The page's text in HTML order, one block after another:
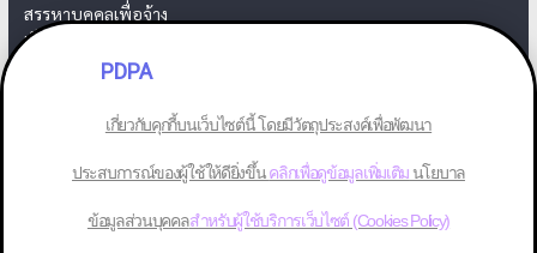
สรรหาบุคคลเพื่อจ้าง
เป็นเจ้าหน้าที่สห
31 กรกฎาคม
reserved.
PDPA
เกี่ยวกับคุกกี้บนเว็บไซต์นี้ โดยมีวัตถุประสงค์เพื่อพัฒนา
ประสบการณ์ของผู้ใช้ให้ดียิ่งขึ้นคลิกเพื่อดูข้อมูลเพิ่มเติม นโยบาล
ข้อมูลส่วนบุคคลสำหรับผู้ใช้บริการเว็บไซต์ (Cookies Policy)